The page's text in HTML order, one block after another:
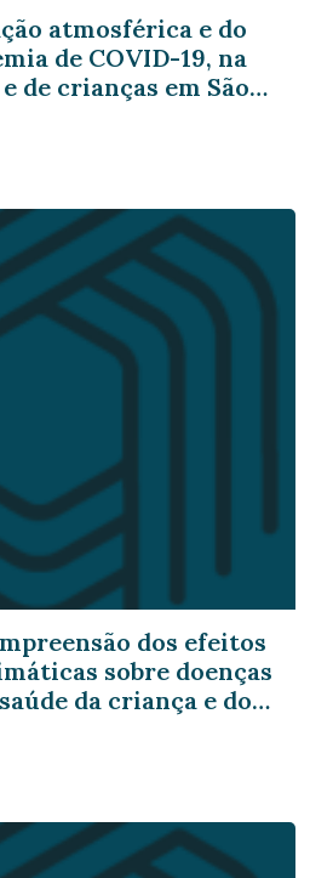
atmosférica e do
de COVID-19, na
de crianças em São
dos efeitos
sobre doenças
da criança e do